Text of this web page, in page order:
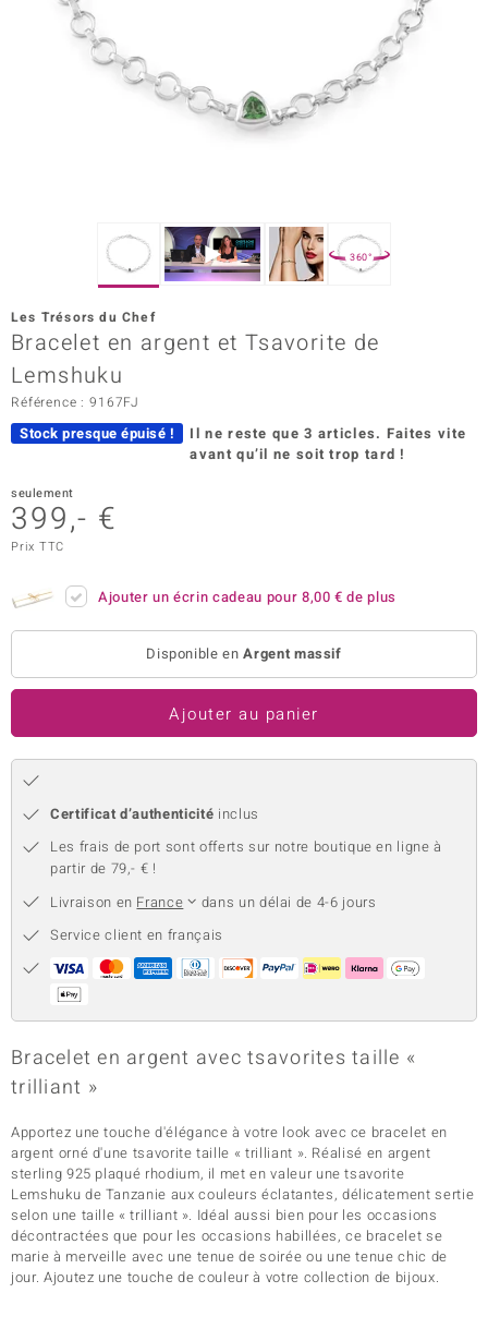
Designs
Paraíso
Collection
360°
Les Trésors du Chef
Bracelet en argent et Tsavorite de
Lemshuku
Référence : 9167FJ
Stock presque épuisé ! Il ne reste que 3 articles. Faites vite
avant qu’il ne soit trop tard !
seulement
399,- €
Prix TTC
Ajouter un écrin cadeau pour 8,00 € de plus
Disponible enArgent massif
Ajouter au panier
Certificat d’authenticité inclus
Les frais de port sont offerts sur notre boutique en ligne à
partir de 79,- € !
Livraison en France
dans un délai de 4-6 jours
Service client en français
Bracelet en argent avec tsavorites taille «
trilliant »
Apportez une touche d'élégance à votre look avec ce bracelet en
argent orné d'une tsavorite taille « trilliant ». Réalisé en argent
sterling 925 plaqué rhodium, il met en valeur une tsavorite
Lemshuku de Tanzanie aux couleurs éclatantes, délicatement sertie
selon une taille « trilliant ». Idéal aussi bien pour les occasions
décontractées que pour les occasions habillées, ce bracelet se
marie à merveille avec une tenue de soirée ou une tenue chic de
jour. Ajoutez une touche de couleur à votre collection de bijoux.